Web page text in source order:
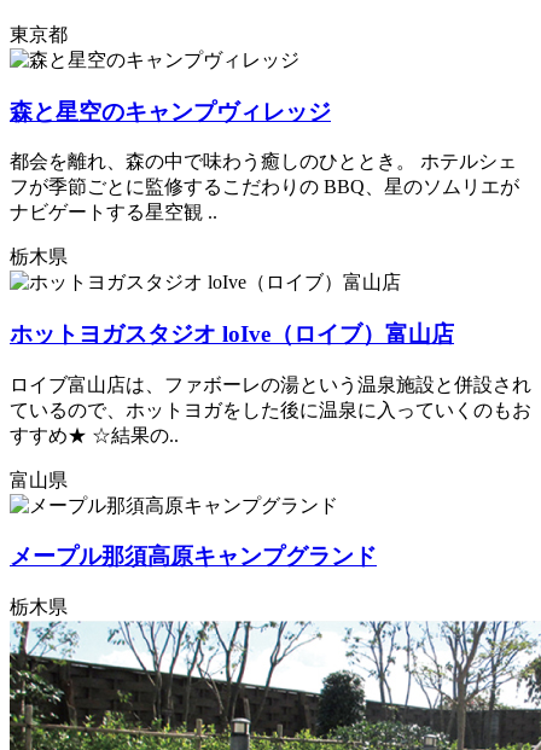
東京都
森と星空のキャンプヴィレッジ
都会を離れ、森の中で味わう癒しのひととき。 ホテルシェ
フが季節ごとに監修するこだわりの BBQ、星のソムリエが
ナビゲートする星空観 ..
栃木県
ホットヨガスタジオ loIve（ロイブ）富山店
ロイブ富山店は、ファボーレの湯という温泉施設と併設され
ているので、ホットヨガをした後に温泉に入っていくのもお
すすめ★ ☆結果の..
富山県
メープル那須高原キャンプグランド
栃木県